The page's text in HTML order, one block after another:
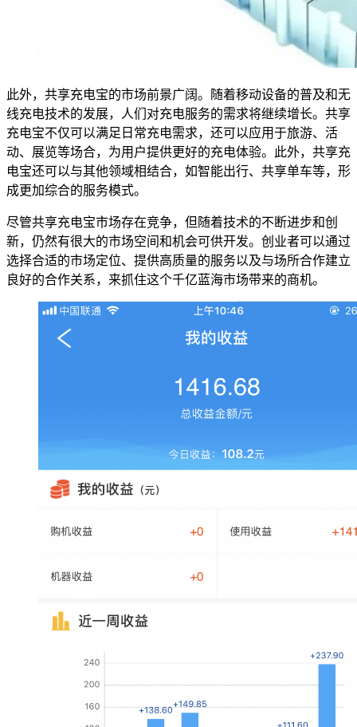
此外，共享充电宝的市场前景广阔。随着移动设备的普及和无
线充电技术的发展，人们对充电服务的需求将继续增长。共享
充电宝不仅可以满足日常充电需求，还可以应用于旅游、活
动、展览等场合，为用户提供更好的充电体验。此外，共享充
电宝还可以与其他领域相结合，如智能出行、共享单车等，形
成更加综合的服务模式。
尽管共享充电宝市场存在竞争，但随着技术的不断进步和创
新，仍然有很大的市场空间和机会可供开发。创业者可以通过
选择合适的市场定位、提供高质量的服务以及与场所合作建立
良好的合作关系，来抓住这个千亿蓝海市场带来的商机。